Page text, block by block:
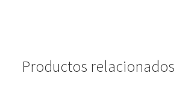
Productos relacionados